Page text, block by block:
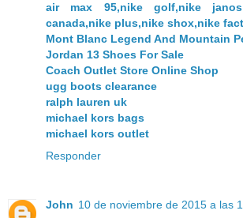
air max 95,nike golf,nike
canada,nike plus,nike shox,nike
Mont Blanc Legend And Mountain
Jordan 13 Shoes For Sale
Coach Outlet Store Online Shop
ugg boots clearance
ralph lauren uk
michael kors bags
michael kors outlet
Responder
John 10 de noviembre de 2015 a las